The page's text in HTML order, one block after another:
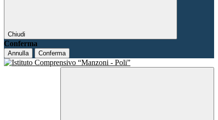
Chiudi
Conferma
Annulla Conferma